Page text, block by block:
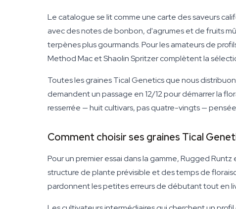
Le catalogue se lit comme une carte des saveurs
avec des notes de bonbon, d'agrumes et de fruits
terpènes plus gourmands. Pour les amateurs de
Method Mac et Shaolin Spritzer complètent la
Toutes les graines Tical Genetics que nous
demandent un passage en 12/12 pour démarrer la
resserrée — huit cultivars, pas quatre-vingts —
Comment choisir ses graines Tical
Pour un premier essai dans la gamme, Rugged
structure de plante prévisible et des temps de
pardonnent les petites erreurs de débutant tout en